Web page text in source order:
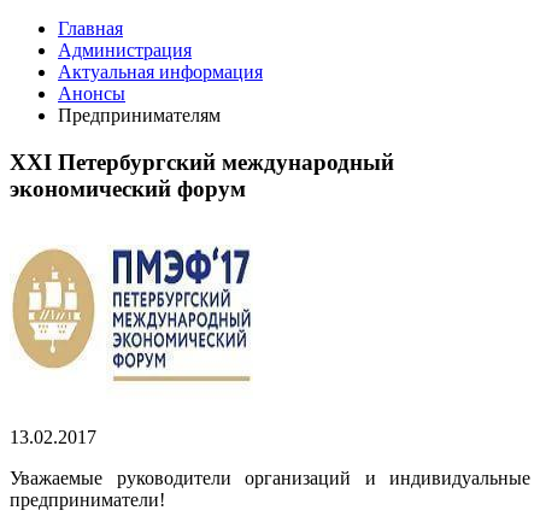
Главная
Администрация
Актуальная информация
Анонсы
Предпринимателям
XXI Петербургский международный
экономический форум
13.02.2017
Уважаемые руководители организаций и индивидуальные
предприниматели!